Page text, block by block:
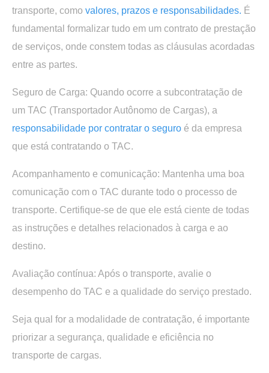
transporte, como valores, prazos e responsabilidades. É
fundamental formalizar tudo em um contrato de prestação
de serviços, onde constem todas as cláusulas acordadas
entre as partes.
Seguro de Carga: Quando ocorre a subcontratação de
um TAC (Transportador Autônomo de Cargas), a
responsabilidade por contratar o seguro é da empresa
que está contratando o TAC.
Acompanhamento e comunicação: Mantenha uma boa
comunicação com o TAC durante todo o processo de
transporte. Certifique-se de que ele está ciente de todas
as instruções e detalhes relacionados à carga e ao
destino.
Avaliação contínua: Após o transporte, avalie o
desempenho do TAC e a qualidade do serviço prestado.
Seja qual for a modalidade de contratação, é importante
priorizar a segurança, qualidade e eficiência no
transporte de cargas.